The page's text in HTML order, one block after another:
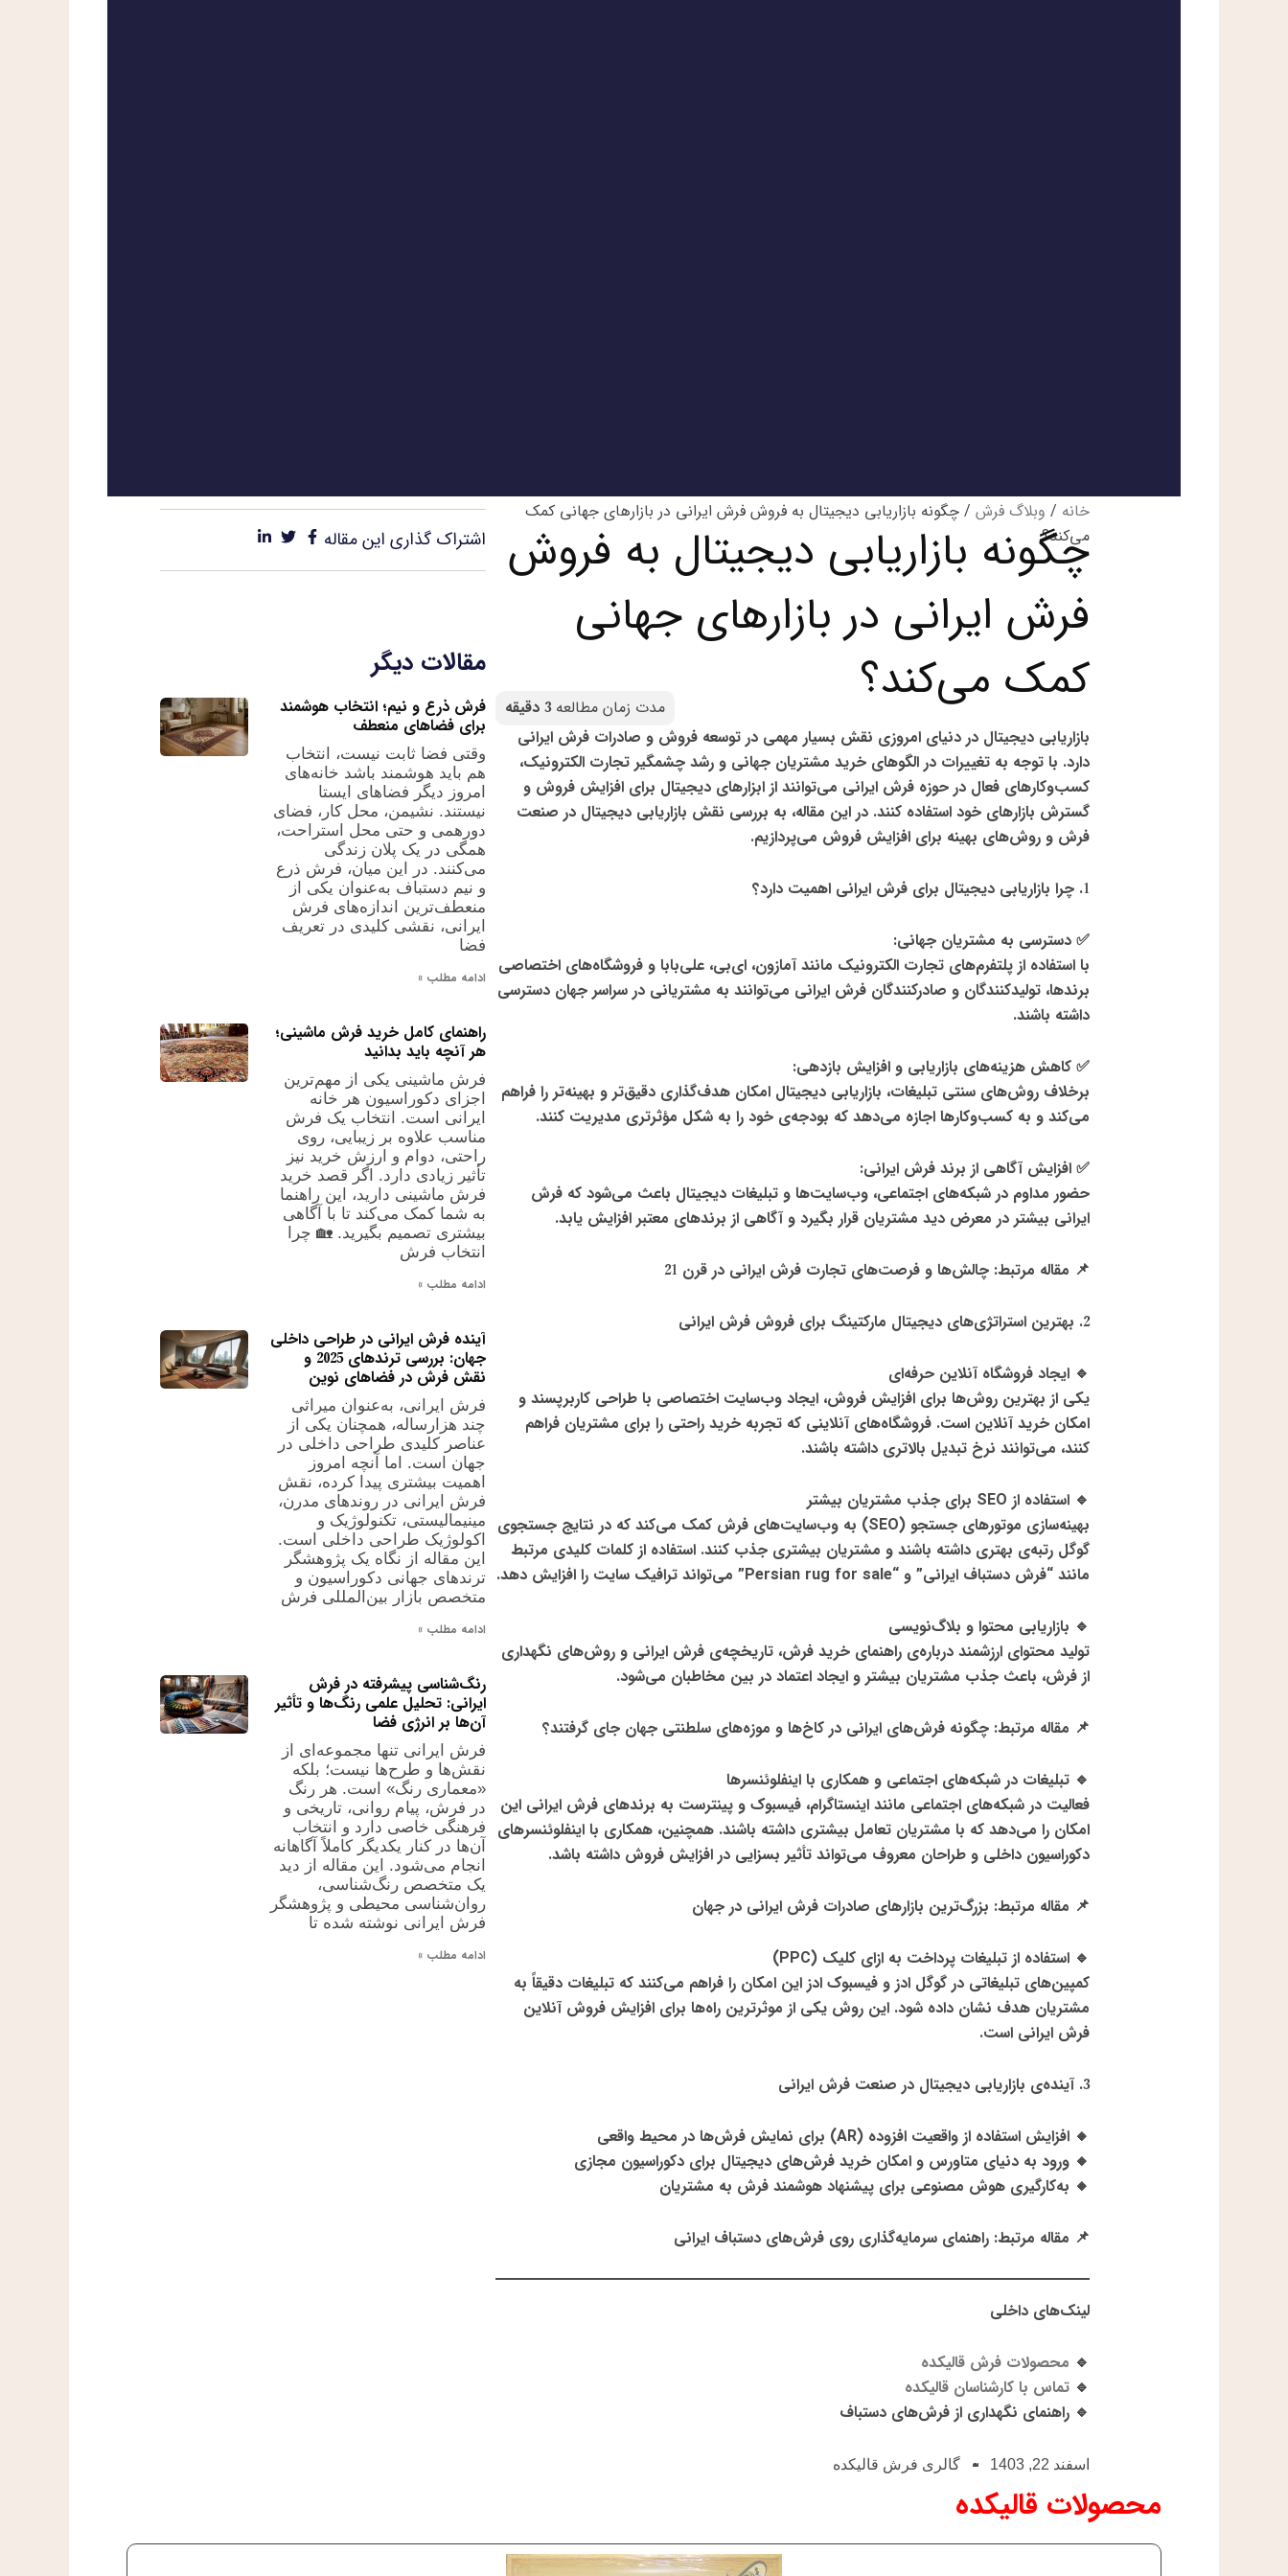
خانه / وبلاگ فرش/ چگونه بازاریابی دیجیتال به فروش فرش ایرانی در بازارهای جهانی کمک
می‌کند؟
چگونه بازاریابی دیجیتال به فروش
فرش ایرانی در بازارهای جهانی
کمک می‌کند؟
بازاریابی دیجیتال در دنیای امروزی نقش بسیار مهمی در توسعه فروش و صادرات فرش ایرانی
دارد. با توجه به تغییرات در الگوهای خرید مشتریان جهانی و رشد چشمگیر تجارت الکترونیک،
کسب‌وکارهای فعال در حوزه فرش ایرانی می‌توانند از ابزارهای دیجیتال برای افزایش فروش و
گسترش بازارهای خود استفاده کنند. در این مقاله، به بررسی نقش بازاریابی دیجیتال در صنعت
فرش و روش‌های بهینه برای افزایش فروش می‌پردازیم.
1
. چرا بازاریابی دیجیتال برای فرش ایرانی اهمیت دارد؟
✅ دسترسی به مشتریان جهانی:
با استفاده از پلتفرم‌های تجارت الکترونیک مانند آمازون، ای‌بی، علی‌بابا و فروشگاه‌های اختصاصی
برندها، تولیدکنندگان و صادرکنندگان فرش ایرانی می‌توانند به مشتریانی در سراسر جهان دسترسی
داشته باشند.
✅ کاهش هزینه‌های بازاریابی و افزایش بازدهی:
برخلاف روش‌های سنتی تبلیغات، بازاریابی دیجیتال امکان هدف‌گذاری دقیق‌تر و بهینه‌تر را فراهم
می‌کندو به کسب‌وکارها اجازه می‌دهد که بودجه‌ی خود را به شکل مؤثرتری مدیریت کنند.
✅ افزایش آگاهی از برند فرش ایرانی:
حضور مداوم در شبکه‌های اجتماعی، وب‌سایت‌ها و تبلیغات دیجیتال باعث می‌شود که فرش
ایرانی بیشتر در معرض دید مشتریان قرار بگیردو آگاهی از برندهای معتبر افزایش یابد.
📌 مقاله مرتبط: چالش‌ها و فرصت‌های تجارت فرش ایرانی در قرن 21
2
. بهترین استراتژی‌های دیجیتال مارکتینگ برای فروش فرش ایرانی
🔹 ایجاد فروشگاه آنلاین حرفه‌ای
یکی از بهترین روش‌ها برای افزایش فروش، ایجاد وب‌سایت اختصاصی با طراحی کاربرپسند و
امکان خرید آنلاین است. فروشگاه‌های آنلاینی که تجربه خرید راحتی را برای مشتریان فراهم
کنند، می‌توانند نرخ تبدیل بالاتری داشته باشند.
🔹 استفاده ازSEO
برای جذب مشتریان بیشتر
بهینه‌سازی موتورهای جستجو (SEO) به وب‌سایت‌های فرش کمک می‌کند که در نتایج جستجوی
گوگل رتبه‌ی بهتری داشته باشند و مشتریان بیشتری جذب کنند. استفاده از کلمات کلیدی مرتبط
مانند “فرش دستباف ایرانی” و“Persian rug for sale” می‌تواند ترافیک سایت را افزایش دهد.
🔹 بازاریابی محتوا و بلاگ‌نویسی
تولید محتوای ارزشمند درباره‌ی راهنمای خرید فرش، تاریخچه‌ی فرش ایرانی و روش‌های نگهداری
از فرش، باعث جذب مشتریان بیشتر و ایجاد اعتماد در بین مخاطبان می‌شود.
📌 مقاله مرتبط: چگونه فرش‌های ایرانی در کاخ‌ها و موزه‌های سلطنتی جهان جای گرفتند؟
🔹 تبلیغات در شبکه‌های اجتماعی و همکاری با اینفلوئنسرها
فعالیت در شبکه‌های اجتماعی مانند اینستاگرام، فیسبوک و پینترست به برندهای فرش ایرانی این
امکان را می‌دهد که با مشتریان تعامل بیشتری داشته باشند. همچنین، همکاری با اینفلوئنسرهای
دکوراسیون داخلی و طراحان معروف می‌تواند تأثیر بسزایی در افزایش فروش داشته باشد.
📌 مقاله مرتبط: بزرگ‌ترین بازارهای صادرات فرش ایرانی در جهان
🔹 استفاده از تبلیغات پرداخت به ازای کلیک (PPC)
کمپین‌های تبلیغاتی در گوگل ادز و فیسبوک ادزاین امکان را فراهم می‌کنند که تبلیغات دقیقاً به
مشتریان هدف نشان داده شود. این روش یکی از موثرترین راه‌ها برای افزایش فروش آنلاین
فرش ایرانی است.
3
. آینده‌ی بازاریابی دیجیتال در صنعت فرش ایرانی
🔸 افزایش استفاده از واقعیت افزوده (AR)
برای نمایش فرش‌ها در محیط واقعی
🔸 ورود به دنیای متاورس و امکان خرید فرش‌های دیجیتال برای دکوراسیون مجازی
🔸 به‌کارگیری هوش مصنوعی برای پیشنهاد هوشمند فرش به مشتریان
📌 مقاله مرتبط: راهنمای سرمایه‌گذاری روی فرش‌های دستباف ایرانی
لینک‌های داخلی
🔹 محصولات فرش قالیکده
🔹 تماس با کارشناسان قالیکده
🔹 راهنمای نگهداری از فرش‌های دستباف
اسفند 22, 1403 گالری فرش قالیکده
اشتراک گذاری این مقاله
مقالات دیگر
فرش ذرع و نیم؛ انتخاب هوشمند
برای فضاهای منعطف
وقتی فضا ثابت نیست، انتخاب
هم باید هوشمند باشد خانه‌های
امروز دیگر فضاهای ایستا
نیستند. نشیمن، محل کار، فضای
دورهمی و حتی محل استراحت،
همگی در یک پلان زندگی
می‌کنند. در این میان، فرش ذرع
و نیم دستباف به‌عنوان یکی از
منعطف‌ترین اندازه‌های فرش
ایرانی، نقشی کلیدی در تعریف
فضا
ادامه مطلب »
راهنمای کامل خرید فرش ماشینی؛
هر آنچه باید بدانید
فرش ماشینی یکی از مهم‌ترین
اجزای دکوراسیون هر خانه
ایرانی است. انتخاب یک فرش
مناسب علاوه بر زیبایی، روی
راحتی، دوام و ارزش خرید نیز
تأثیر زیادی دارد. اگر قصد خرید
فرش ماشینی دارید، این راهنما
به شما کمک می‌کند تا با آگاهی
بیشتری تصمیم بگیرید. 🏡 چرا
انتخاب فرش
ادامه مطلب »
آینده فرش ایرانی در طراحی داخلی
جهان: بررسی ترندهای 2025 و
نقش فرش در فضاهای نوین
فرش ایرانی، به‌عنوان میراثی
چند هزارساله، همچنان یکی از
عناصر کلیدی طراحی داخلی در
جهان است. اما آنچه امروز
اهمیت بیشتری پیدا کرده، نقش
فرش ایرانی در روندهای مدرن،
مینیمالیستی، تکنولوژیک و
اکولوژیک طراحی داخلی است.
این مقاله از نگاه یک پژوهشگر
ترندهای جهانی دکوراسیون و
متخصص بازار بین‌المللی فرش
ادامه مطلب »
رنگ‌شناسی پیشرفته در فرش
ایرانی: تحلیل علمی رنگ‌ها و تأثیر
آن‌ها بر انرژی فضا
فرش ایرانی تنها مجموعه‌ای از
نقش‌ها و طرح‌ها نیست؛ بلکه
«معماری رنگ» است. هر رنگ
در فرش، پیام روانی، تاریخی و
فرهنگی خاصی دارد و انتخاب
آن‌ها در کنار یکدیگر کاملاً آگاهانه
انجام می‌شود. این مقاله از دید
یک متخصص رنگ‌شناسی،
روان‌شناسی محیطی و پژوهشگر
فرش ایرانی نوشته شده تا
ادامه مطلب »
محصولات قالیکده